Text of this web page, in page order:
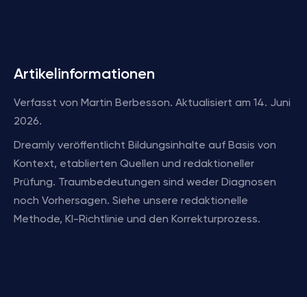
Artikelinformationen
Verfasst von Martin Berbesson. Aktualisiert am 14. Juni
2026.
Dreamly veröffentlicht Bildungsinhalte auf Basis von
Kontext, etablierten Quellen und redaktioneller
Prüfung. Traumbedeutungen sind weder Diagnosen
noch Vorhersagen. Siehe unsere redaktionelle
Methode, KI-Richtlinie und den Korrekturprozess.